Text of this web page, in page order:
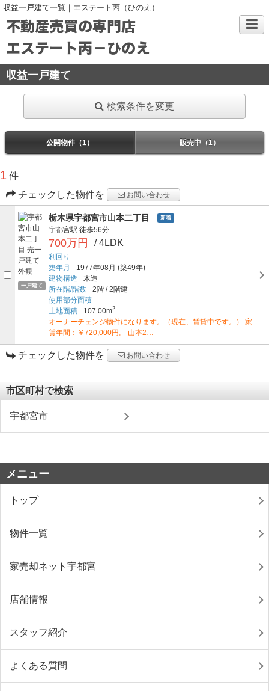
収益一戸建て一覧｜エステート丙（ひのえ）
不動産売買の専門店
エステート丙－ひのえ
収益一戸建て
検索条件を変更
公開物件（1） 販売中（1）
1 件
チェックした物件を
お問い合わせ
一戸建て
栃木県宇都宮市山本二丁目 新着
宇都宮駅 徒歩56分
700万円 / 4LDK
利回り
築年月
1977年08月 (築49年)
建物構造
木造
所在階/階数
2階 /2階建
使用部分面積
土地面積
107.00m2
オーナーチェンジ物件になります。（現在、賃貸中です。） 家
賃年間：￥720,000円。 山本2…
チェックした物件を お問い合わせ
市区町村で検索
宇都宮市
メニュー
トップ
物件一覧
家売却ネット宇都宮
店舗情報
スタッフ紹介
よくある質問